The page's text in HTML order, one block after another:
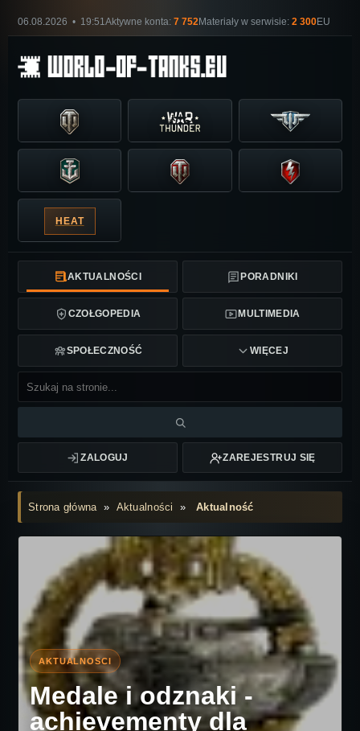
06.08.2026 • 19:51Aktywne konta: 7 752Materiały w serwisie: 2 300EU
HEAT
AKTUALNOŚCI PORADNIKI
CZOŁGOPEDIA MULTIMEDIA
SPOŁECZNOŚĆ WIĘCEJ
ZALOGUJ ZAREJESTRUJ SIĘ
Strona główna» Aktualności »Aktualność
Medale i odznaki -
achievementy dla